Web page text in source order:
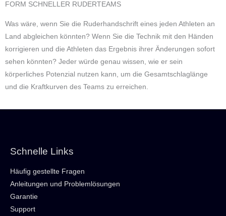
FORM SCHNELLER RUDERTEAMS
Was wäre, wenn Sie die Ruderhandschrift eines jeden Athleten an
Land abgleichen könnten? Wenn Sie die Technik mit den Händen
korrigieren und die Athleten das Ergebnis ihrer Änderungen sofort
sehen könnten? Jeder würde genau wissen, wie er sein
körperliches Potenzial nutzen kann, um die Gesamtschlaglänge
und die Kraftkurven des Teams zu erreichen.
Schnelle Links
Häufig gestellte Fragen
Anleitungen und Problemlösungen
Garantie
Support